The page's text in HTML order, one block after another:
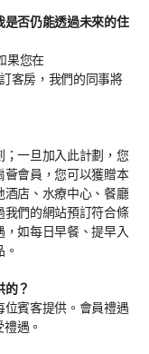
否仍能透過未來的住
果您在
客房，我們的同事將
一旦加入此計劃，您
會員，您可以獲贈本
店、水療中心、餐廳
們的網站預訂符合條
如每日早餐、提早入
？
賓客提供。會員禮遇
遇。